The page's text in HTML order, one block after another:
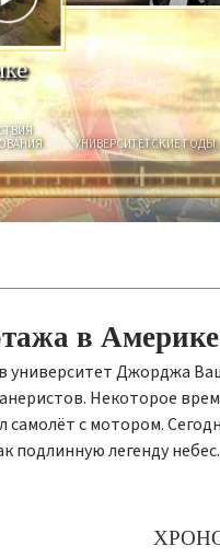
УНИВЕРСИТЕТСКИЕ ГОДЫ
в Америке
университет Джорджа
Некоторое
самолёт с мотором.
подлинную легенду небес.